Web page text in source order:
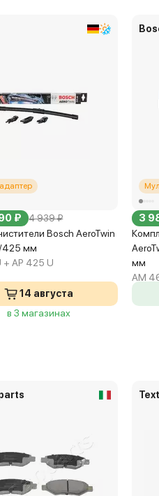
₽ 4 939 ₽
Bosch AeroTwin
425 мм
+ AP 425 U
14 августа
в 3 магазинах
3
мм
AM